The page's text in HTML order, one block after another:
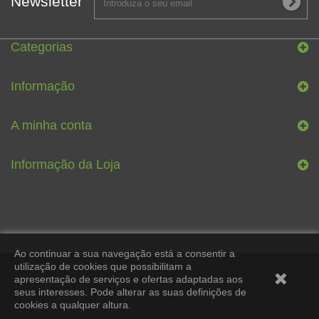
Categorias
Informação
A minha conta
Informação da Loja
Ao continuar a sua navegação está a consentir a
utilização de cookies que possibilitam a
apresentação de serviços e ofertas adaptadas aos
seus interesses. Pode alterar as suas definições de
cookies a qualquer altura.